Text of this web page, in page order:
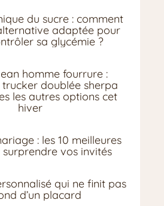
du sucre : comment
adaptée pour
sa glycémie ?
homme fourrure :
doublée sherpa
les autres options cet
hiver
: les 10 meilleures
vos invités
qui ne finit pas
d’un placard